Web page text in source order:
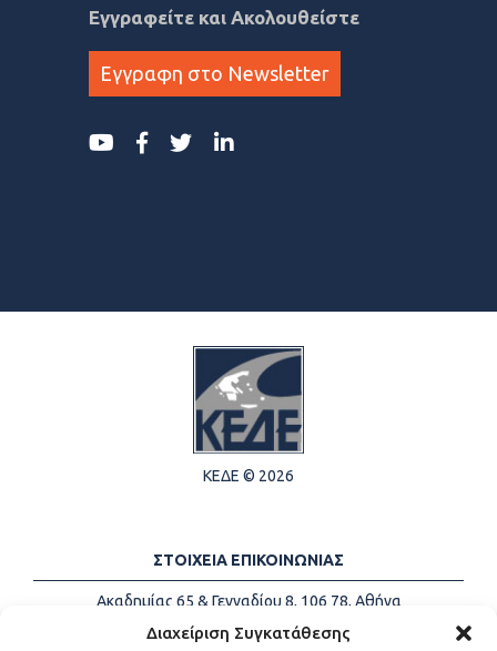
Διαχείριση Συγκατάθεσης
Εγγραφείτε και Ακολουθείστε
Εγγραφη στο Newsletter
ΚΕΔΕ © 2026
ΣΤΟΙΧΕΙΑ ΕΠΙΚΟΙΝΩΝΙΑΣ
Ακαδημίας 65 & Γενναδίου 8, 106 78, Αθήνα
Τηλέφωνα:
+30 213-2147500
Email:
info@kede.gr